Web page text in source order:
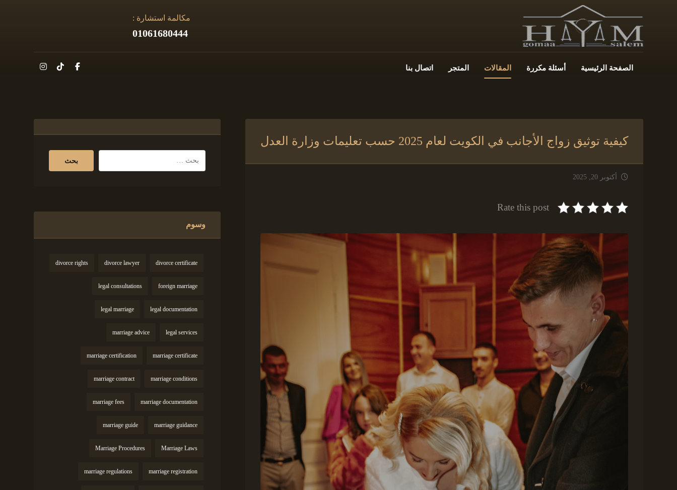
مكالمة استشارة :
01061680444
الصفحة الرئيسية أسئلة مكررة المقالات المتجر اتصال بنا
كيفية توثيق زواج الأجانب في الكويت لعام 2025 حسب تعليمات وزارة العدل
أكتوبر 20, 2025
Rate this post
وسوم
divorce certificate
divorce lawyer
divorce rights
foreign marriage
legal consultations
legal documentation
legal marriage
legal services
marriage advice
marriage certificate
marriage certification
marriage conditions
marriage contract
marriage documentation
marriage fees
marriage guidance
marriage guide
Marriage Laws
Marriage Procedures
marriage registration
marriage regulations